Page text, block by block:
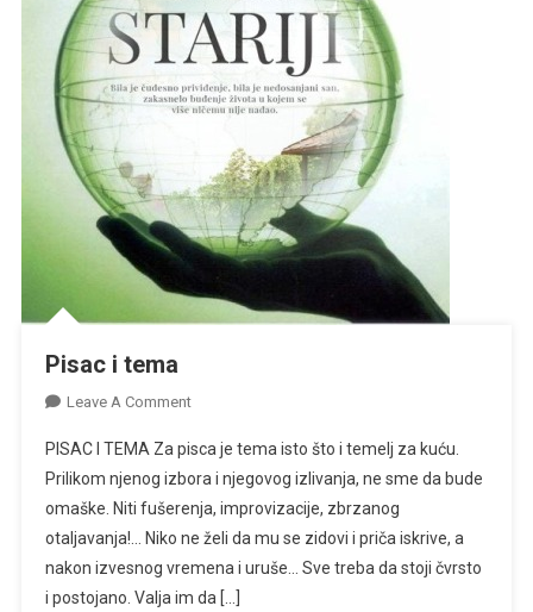
Pisac i tema
Leave A CommentOn
I
Tema
PISAC I TEMA Za pisca je tema isto što i temelj za kuću.
Prilikom njenog izbora i njegovog izlivanja, ne sme da bude
omaške. Niti fušerenja, improvizacije, zbrzanog
otaljavanja!… Niko ne želi da mu se zidovi i priča iskrive, a
nakon izvesnog vremena i uruše… Sve treba da stoji čvrsto
i postojano. Valja im da […]